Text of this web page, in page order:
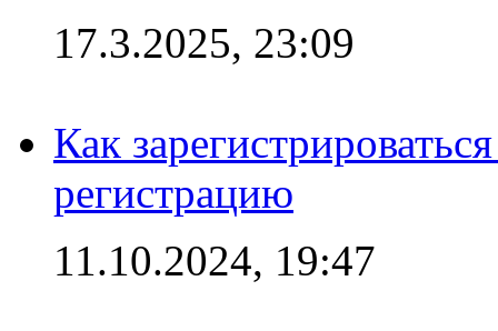
17.3.2025, 23:09
Как
регистрацию
11.10.2024, 19:47